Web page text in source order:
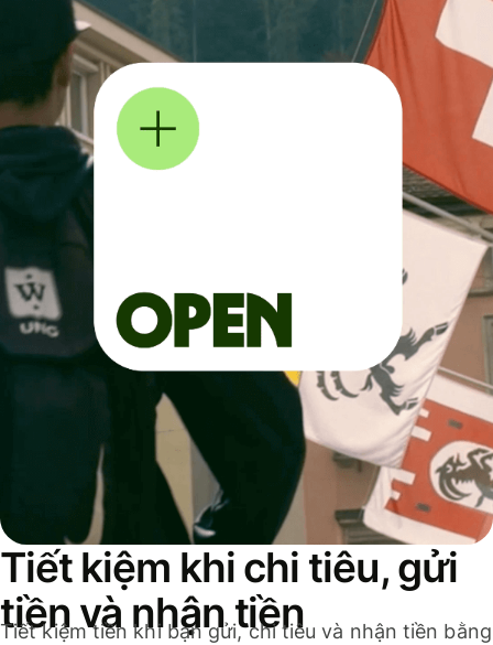
Tiết kiệm khi chi tiêu, gửi
tiền và nhận tiền
Tiết kiệm tiền khi bạn gửi, chi tiêu và nhận tiền bằng